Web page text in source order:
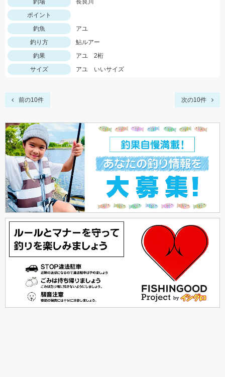
釣場
長良川
ポイント
釣魚
アユ
釣り方
鮎ルアー
釣果
アユ 2桁
サイズ
アユ いいサイズ
前の10件 次の10件